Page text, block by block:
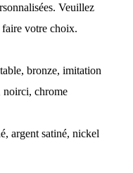
Veuillez
faire votre choix.
bronze, imitation
noirci, chrome
argent satiné, nickel